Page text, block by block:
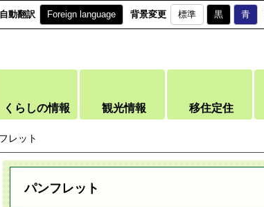
自動翻訳 Foreign language 背景変更 標準 黒 青
くらしの情報 観光情報 移住定住
レット
パンフレット